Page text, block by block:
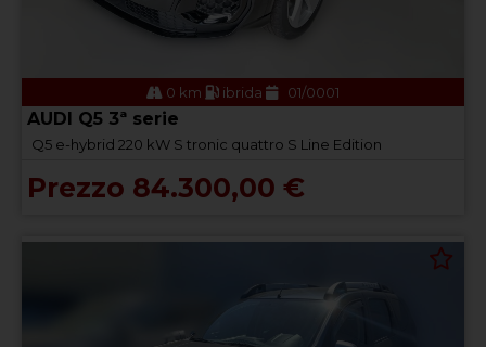
0 km ibrida 01/0001
AUDI Q5 3ª serie
Q5 e-hybrid 220 kW S tronic quattro S Line Edition
Prezzo 84.300,00 €